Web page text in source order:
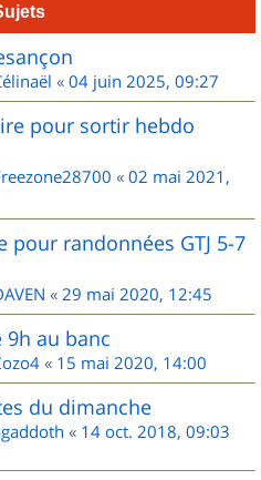
« 04 juin 2025, 09:27
pour sortir hebdo
« 02 mai 2021,
pour randonnées GTJ 5-7
« 29 mai 2020, 12:45
au banc
« 15 mai 2020, 14:00
du dimanche
« 14 oct. 2018, 09:03